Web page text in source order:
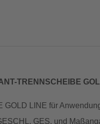
TRENNSCHEIBE
GOLD LINE für
GES. und